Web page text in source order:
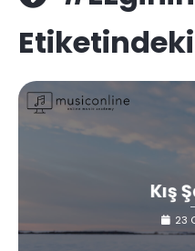
Kış
23